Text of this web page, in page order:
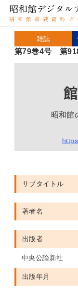
雑誌
第79巻4号 第
昭和館
サブタイトル
著者名
出版者
中央公論新社
出版年月